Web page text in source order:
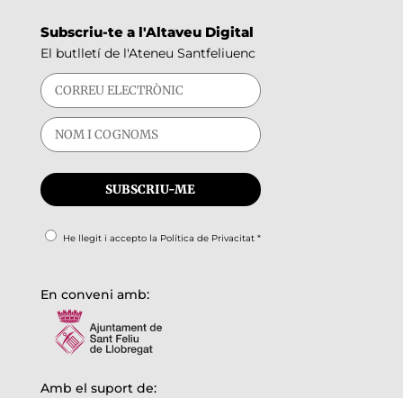
Subscriu-te a l'Altaveu Digital
El butlletí de l'Ateneu Santfeliuenc
He llegit i accepto la Política de Privacitat*
En conveni amb:
Amb el suport de: